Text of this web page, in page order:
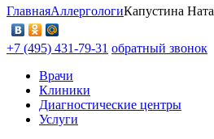
ГлавнаяАллергологиКапустина
+7 (495) 431-79-31 обратный звонок
Врачи
Клиники
Диагностические центры
Услуги